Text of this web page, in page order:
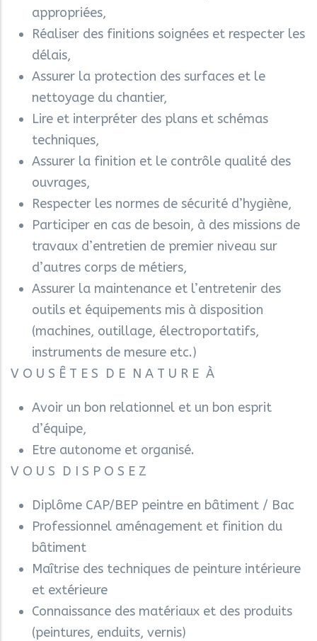
appropriées,
Réaliser des finitions soignées et respecter les
délais,
Assurer la protection des surfaces et le
nettoyage du chantier,
Lire et interpréter des plans et schémas
techniques,
Assurer la finition et le contrôle qualité des
ouvrages,
Respecter les normes de sécurité d’hygiène,
Participer en cas de besoin, à des missions de
travaux d’entretien de premier niveau sur
d’autres corps de métiers,
Assurer la maintenance et l’entretenir des
outils et équipements mis à disposition
(machines, outillage, électroportatifs,
instruments de mesure etc.)
V O U S Ê T E S D E N A T U R E À
Avoir un bon relationnel et un bon esprit
d’équipe,
Etre autonome et organisé.
V O U S D I S P O S E Z
Diplôme CAP/BEP peintre en bâtiment / Bac
Professionnel aménagement et finition du
bâtiment
Maîtrise des techniques de peinture intérieure
et extérieure
Connaissance des matériaux et des produits
(peintures, enduits, vernis)